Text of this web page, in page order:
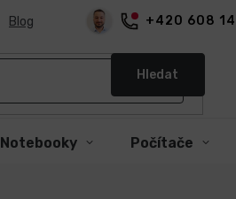
+420 608
Blog
Hledat
Notebooky Počítače